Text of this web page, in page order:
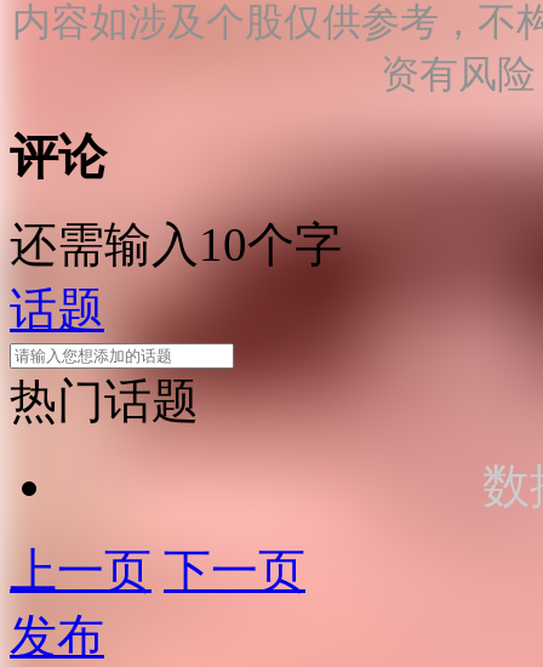
内容如涉及个股仅供参考，不
资有风
评论
还需输入10个字
话题
热门话题
数
上一页 下一页
发布